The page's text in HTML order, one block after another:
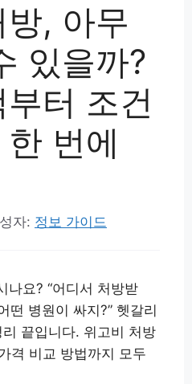
, 아무
있을까?
터 조건
번에
자: 정보 가이드
나요? “어디서 처방받
떤 병원이 싸지?” 헷갈리
끝입니다. 위고비 처방
격 비교 방법까지 모두